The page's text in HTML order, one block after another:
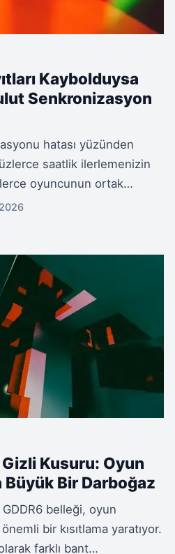
Kaybolduysa
Senkronizasyon
hatası yüzünden
saatlik ilerlemenizin
oyuncunun ortak
derinlemesine
adım kalıcı çözümleri
Kusuru: Oyun
Bir Darboğaz
belleği, oyun
bir kısıtlama yaratıyor.
farklı bant